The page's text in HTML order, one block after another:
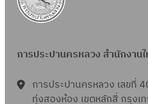
การประปานครหลวง สำนักงาน
การประปานครหลวง เลขที่
ทุ่งสองห้อง เขตหลักสี่ กรุงเ